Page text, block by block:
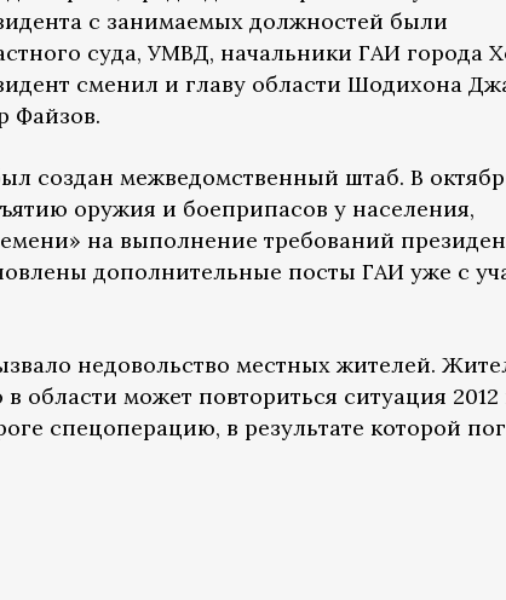
с занимаемых должностей были
суда, УМВД, начальники ГАИ города
сменил и главу области Шодихона
Файзов.
создан межведомственный штаб. В
оружия и боеприпасов у населения,
на выполнение требований
дополнительные посты ГАИ уже с
недовольство местных жителей.
области может повториться ситуация 2012
спецоперацию, в результате которой